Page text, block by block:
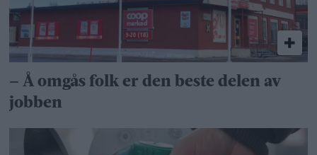
– Å omgås folk er den beste delen av
jobben